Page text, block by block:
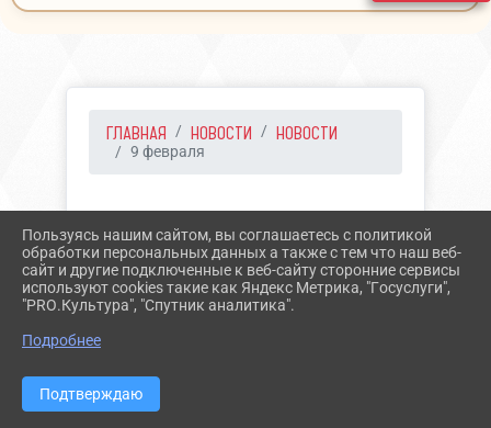
ГЛАВНАЯ НОВОСТИ НОВОСТИ
9 февраля
9 ФЕВРАЛЯ
Пользуясь нашим сайтом, вы соглашаетесь с политикой
обработки персональных данных а также с тем что наш веб-
сайт и другие подключенные к веб-сайту сторонние сервисы
используют cookies такие как Яндекс Метрика, "Госуслуги",
"PRO.Культура", "Спутник аналитика".
Подробнее
Подтверждаю